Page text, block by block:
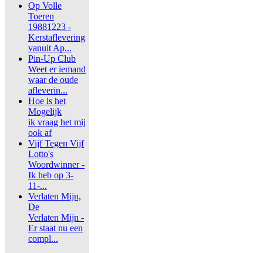
Op Volle
Toeren
19881223 -
Kerstaflevering
vanuit Ap...
Pin-Up Club
Weet er iemand
waar de oude
afleverin...
Hoe is het
Mogelijk
ik vraag het mij
ook af
Vijf Tegen Vijf
Lotto's
Woordwinner -
Ik heb op 3-
11-...
Verlaten Mijn,
De
Verlaten Mijn -
Er staat nu een
compl...